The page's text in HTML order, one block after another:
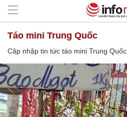
táo mini Trung Quốc
Cập nhập tin tức táo mini Trung Quốc